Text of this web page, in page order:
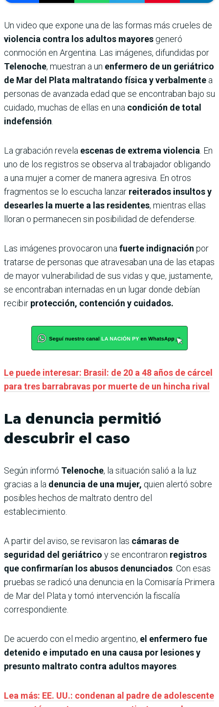
Un video que expone una de las formas más crueles de
violencia contra los adultos mayores generó
conmoción en Argentina. Las imágenes, difundidas por
Telenoche, muestran a un enfermero de un geriátrico
de Mar del Plata maltratando física y verbalmente a
personas de avanzada edad que se encontraban bajo su
cuidado, muchas de ellas en una condición de total
indefensión
La grabación revela escenas de extrema violencia . En
uno de los registros se observa al trabajador obligando
a una mujer a comer de manera agresiva. En otros
fragmentos se lo escucha lanzar reiterados insultos y
desearles la muerte a las residentes, mientras ellas
lloran o permanecen sin posibilidad de defenderse.
Las imágenes provocaron una fuerte indignación por
tratarse de personas que atravesaban una de las etapas
de mayor vulnerabilidad de sus vidas y que, justamente,
se encontraban internadas en un lugar donde debían
recibir protección, contención y cuidados.
Le puede interesar: Brasil: de 20 a 48 años de cárcel
para tres barrabravas por muerte de un hincha rival
La denuncia permitió
descubrir el caso
Según informó Telenoche, la situación salió a la luz
gracias a la denuncia de una mujer, quien alertó sobre
posibles hechos de maltrato dentro del
establecimiento.
A partir del aviso, se revisaron las cámaras de
seguridad del geriátrico y se encontraron registros
que confirmarían los abusos denunciados . Con esas
pruebas se radicó una denuncia en la Comisaría Primera
de Mar del Plata y tomó intervención la fiscalía
correspondiente.
De acuerdo con el medio argentino, el enfermero fue
detenido e imputado en una causa por lesiones y
presunto maltrato contra adultos mayores
Lea más: EE. UU.: condenan al padre de adolescente